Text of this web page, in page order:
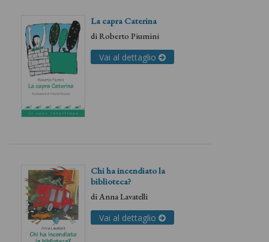
La capra Caterina
diRoberto Piumini
Vai al dettaglio
Chi ha incendiato la
biblioteca?
diAnna Lavatelli
Vai al dettaglio